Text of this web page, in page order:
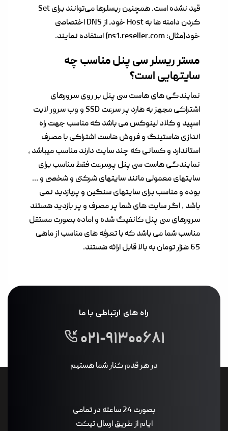
قید نشده است. همچنین ریسلرها می‌توانند برای Set
کردن دامنه ها به Host خود، از DNS اختصاصی
خود(مثال: ns1.reseller.com) استفاده نمایند.
مستر ریسلر سی پنل مناسب چه
سایتهایی است؟
نمایندگی های هاست سی پنل بر روی سرورهای
اشتراکی مجهز به هارد پر سرعت SSD و وب سرور لایت
اسپید و کلاد لینوکس می باشد که مناسب جهت راه
اندازی هاستینگ و فروش هاست اشتراکی با مصرف
استاندارد و کسانی که چند سایت دارند مناسب میباشد ,
نمایندگی هاست سی پنل پرسرعت فقط مناسب برای
سایتهای معمولی مانند سایتهای شرکتی و شخصی و …
بوده و مناسب برای سایتهای سنگین و پربازدید نمی
باشد , اگر سایت های شما پر مصرف و پر بازدید هستند
سرورهای سی پنل کانفیگ شده و اماده بصورت مستقل
مناسب شما می باشد که با تعرفه های مناسب از ماهی
65 هزار تومان به بالا قابل ارائه هستند.
راه های ارتباطی با ما
۰۲۱-۹۱۳۰۰۶۸۱
در هر قدم کنار شما هستیم
بصورت 24 ساعته در تمامی
ایام از طریق ارسال تیکت